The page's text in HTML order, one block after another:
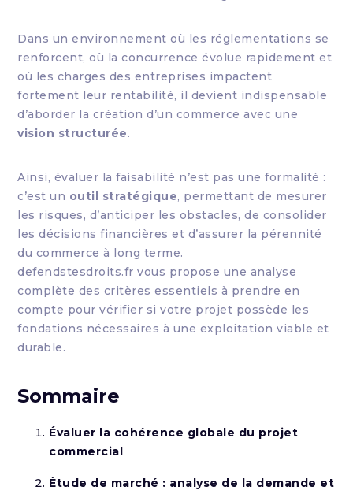
Dans un environnement où les réglementations se
renforcent, où la concurrence évolue rapidement et
où les charges des entreprises impactent
fortement leur rentabilité, il devient indispensable
d’aborder la création d’un commerce avec une
vision structurée.
Ainsi, évaluer la faisabilité n’est pas une formalité :
c’est un outil stratégique, permettant de mesurer
les risques, d’anticiper les obstacles, de consolider
les décisions financières et d’assurer la pérennité
du commerce à long terme.
defendstesdroits.fr vous propose une analyse
complète des critères essentiels à prendre en
compte pour vérifier si votre projet possède les
fondations nécessaires à une exploitation viable et
durable.
Sommaire
Évaluer la cohérence globale du projet
commercial
Étude de marché : analyse de la demande et